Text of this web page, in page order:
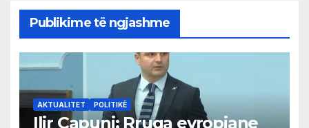
Publikime të ngjashme
AKTUALITET POLITIKË
Ilir Çapuni: Rruga evropiane